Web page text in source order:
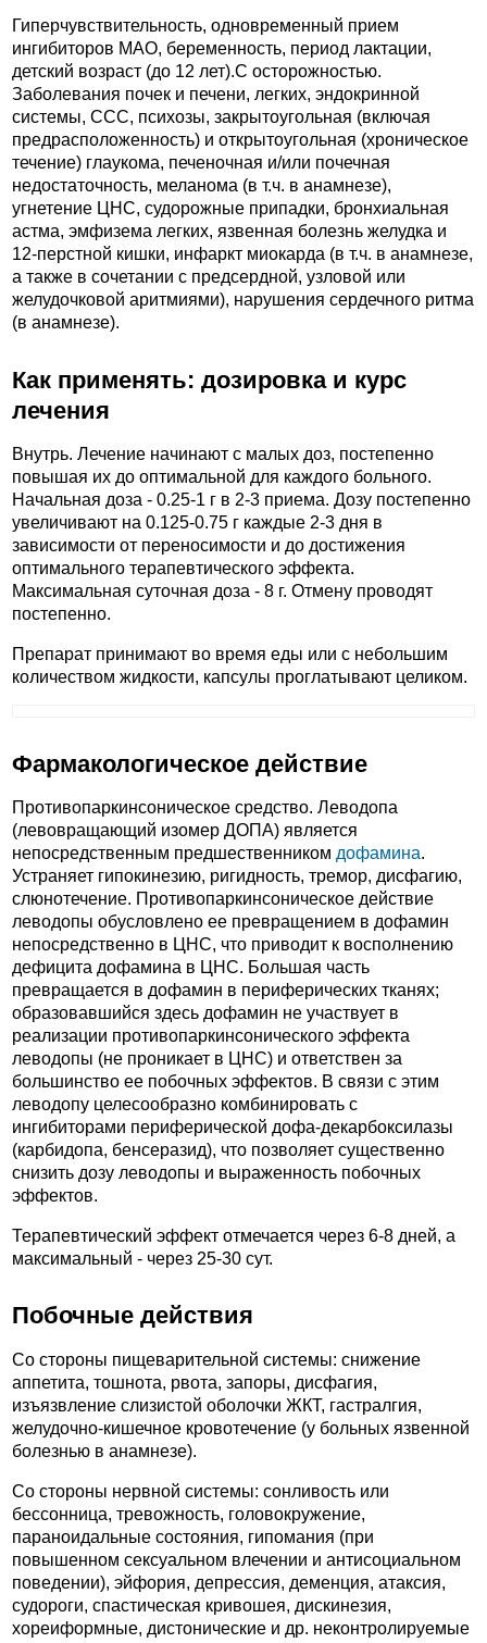
Гиперчувствительность, одновременный прием
ингибиторов МАО, беременность, период лактации,
детский возраст (до 12 лет).C осторожностью.
Заболевания почек и печени, легких, эндокринной
системы, ССС, психозы, закрытоугольная (включая
предрасположенность) и открытоугольная (хроническое
течение) глаукома, печеночная и/или почечная
недостаточность, меланома (в т.ч. в анамнезе),
угнетение ЦНС, судорожные припадки, бронхиальная
астма, эмфизема легких, язвенная болезнь желудка и
12-перстной кишки, инфаркт миокарда (в т.ч. в анамнезе,
а также в сочетании с предсердной, узловой или
желудочковой аритмиями), нарушения сердечного ритма
(в анамнезе).
Как применять: дозировка и курс
лечения
Внутрь. Лечение начинают с малых доз, постепенно
повышая их до оптимальной для каждого больного.
Начальная доза - 0.25-1 г в 2-3 приема. Дозу постепенно
увеличивают на 0.125-0.75 г каждые 2-3 дня в
зависимости от переносимости и до достижения
оптимального терапевтического эффекта.
Максимальная суточная доза - 8 г. Отмену проводят
постепенно.
Препарат принимают во время еды или с небольшим
количеством жидкости, капсулы проглатывают целиком.
Фармакологическое действие
Противопаркинсоническое средство. Леводопа
(левовращающий изомер ДОПА) является
непосредственным предшественником дофамина.
Устраняет гипокинезию, ригидность, тремор, дисфагию,
слюнотечение. Противопаркинсоническое действие
леводопы обусловлено ее превращением в дофамин
непосредственно в ЦНС, что приводит к восполнению
дефицита дофамина в ЦНС. Большая часть
превращается в дофамин в периферических тканях;
образовавшийся здесь дофамин не участвует в
реализации противопаркинсонического эффекта
леводопы (не проникает в ЦНС) и ответствен за
большинство ее побочных эффектов. В связи с этим
леводопу целесообразно комбинировать с
ингибиторами периферической дофа-декарбоксилазы
(карбидопа, бенсеразид), что позволяет существенно
снизить дозу леводопы и выраженность побочных
эффектов.
Терапевтический эффект отмечается через 6-8 дней, а
максимальный - через 25-30 сут.
Побочные действия
Со стороны пищеварительной системы: снижение
аппетита, тошнота, рвота, запоры, дисфагия,
изъязвление слизистой оболочки ЖКТ, гастралгия,
желудочно-кишечное кровотечение (у больных язвенной
болезнью в анамнезе).
Со стороны нервной системы: сонливость или
бессонница, тревожность, головокружение,
параноидальные состояния, гипомания (при
повышенном сексуальном влечении и антисоциальном
поведении), эйфория, депрессия, деменция, атаксия,
судороги, спастическая кривошея, дискинезия,
хореиформные, дистонические и др. неконтролируемые